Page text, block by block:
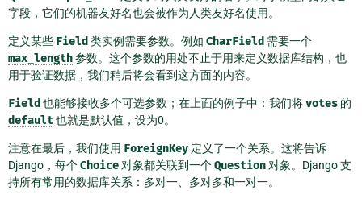
字段，它们的机器友好名也会被作为人类友好名使用。
定义某些 Field 类实例需要参数。例如 CharField 需要一个
max_length参数。这个参数的用处不止于用来定义数据库结构，也
用于验证数据，我们稍后将会看到这方面的内容。
Field 也能够接收多个可选参数；在上面的例子中：我们将votes 的
default也就是默认值，设为0。
注意在最后，我们使用 ForeignKey 定义了一个关系。这将告诉
Django，每个Choice对象都关联到一个Question对象。Django 支
持所有常用的数据库关系：多对一、多对多和一对一。